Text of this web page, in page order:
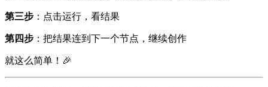
第三步 ：点击运行，看结果
第四步 ：把结果连到下一个节点，继续创作
就这么简单！🎉